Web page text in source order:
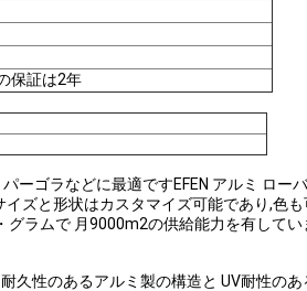
保証は2年
ーゴラなどに最適ですEFEN アルミ ロ
ズと形状はカスタマイズ可能であり,
ラムで 月9000m2の供給能力を有してい
久性のあるアルミ製の構造と UV耐性の